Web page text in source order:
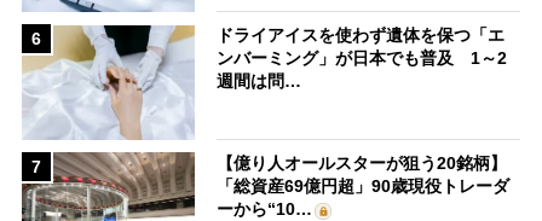
6
ドライアイスを使わず遺体を保つ「エ
ンバーミング」が日本でも普及 1～2
週間は問…
7
【億り人オールスターが狙う20銘柄】
「総資産69億円超」90歳現役トレーダ
ーから“10…